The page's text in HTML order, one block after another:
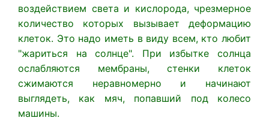
воздействием света и кислорода, чрезмерное
количество которых вызывает деформацию
клеток. Это надо иметь в виду всем, кто любит
"жариться на солнце". При избытке солнца
ослабляются мембраны, стенки клеток
сжимаются неравномерно и начинают
выглядеть, как мяч, попавший под колесо
машины.